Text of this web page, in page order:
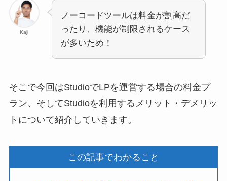
Kaji
ノーコードツールは料金が割高だ
ったり、機能が制限されるケース
が多いため！
そこで今回はStudioでLPを運営する場合の料金プ
ラン、そしてStudioを利用するメリット・デメリッ
トについて紹介していきます。
この記事でわかること